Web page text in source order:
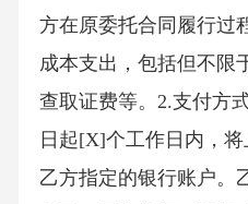
方在原委托合同履行过
成本支出，包括但不限
查取证费等。2.支付方
日起[X]个工作日内，
乙方指定的银行账户。